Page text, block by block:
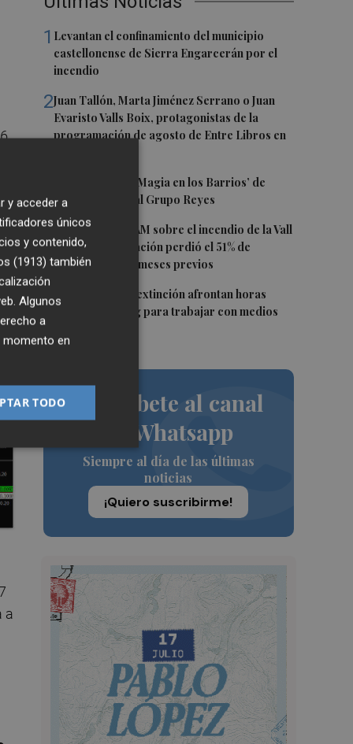
1 Levantan el confinamiento del municipio
castellonense de Sierra Engarcerán por el
incendio
2Juan Tallón, Marta Jiménez Serrano o Juan
Evaristo Valls Boix, protagonistas de la
programación de agosto de Entre Libros en
Los talleres de ‘Magia en los Barrios’ de
Castelló llegan al Grupo Reyes
4 Informe del CEAM sobre el incendio de la Vall
d'Uixó: la vegetación perdió el 51% de
humedad en los meses previos
5 Los equipos de extinción afrontan horas
"vitales" en Tírig para trabajar con medios
Suscríbete al canal
de Whatsapp
Siempre al día de las últimas
noticias
¡Quiero suscribirme!
a
y acceder a
únicos
y contenido,
(1913) también
Algunos
a
momento en
TODO